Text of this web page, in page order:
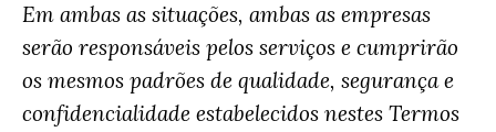
Em ambas as situações, ambas as empresas
serão responsáveis ​​pelos serviços e cumprirão
os mesmos padrões de qualidade, segurança e
confidencialidade estabelecidos nestes Termos